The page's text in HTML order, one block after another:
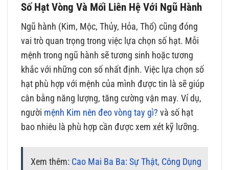
Số Hạt Vòng Và Mối Liên Hệ Với Ngũ Hành
Ngũ hành (Kim, Mộc, Thủy, Hỏa, Thổ) cũng đóng
vai trò quan trọng trong việc lựa chọn số hạt. Mỗi
mệnh trong ngũ hành sẽ tương sinh hoặc tương
khắc với những con số nhất định. Việc lựa chọn số
hạt phù hợp với mệnh của mình được tin là sẽ giúp
cân bằng năng lượng, tăng cường vận may. Ví dụ,
người mệnh Kim nên đeo vòng tay gì? và số hạt
bao nhiêu là phù hợp cần được xem xét kỹ lưỡng.
Xem thêm: Cao Mai Ba Ba: Sự Thật, Công Dụng